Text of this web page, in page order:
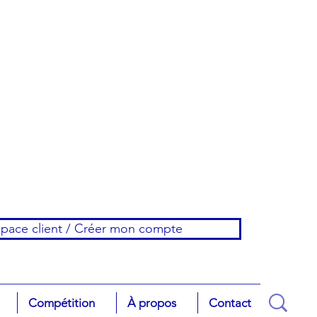
client / Créer mon compte
Compétition À propos Contact